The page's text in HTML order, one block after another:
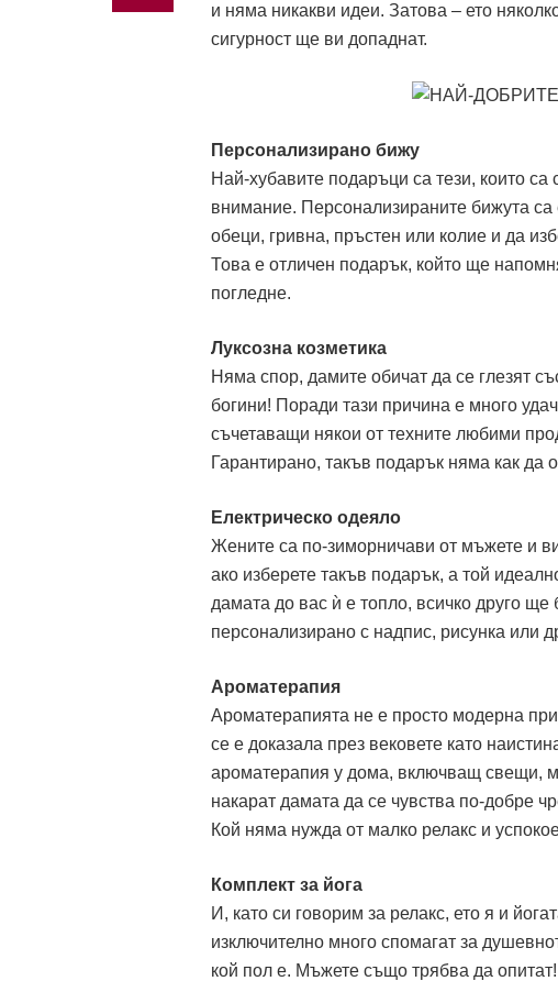
и няма никакви идеи. Затова – ето
сигурност ще ви допаднат.
Персонализирано бижу
Най-хубавите подаръци са тези, които
внимание. Персонализираните бижута
обеци, гривна, пръстен или колие и да
Това е отличен подарък, който ще
погледне.
Луксозна козметика
Няма спор, дамите обичат да се глезят
богини! Поради тази причина е много
съчетаващи някои от техните любими
Гарантирано, такъв подарък няма как да
Електрическо одеяло
Жените са по-зиморничави от мъжете и
ако изберете такъв подарък, а той
дамата до вас ѝ е топло, всичко друго
персонализирано с надпис, рисунка или
Ароматерапия
Ароматерапията не е просто модерна
се е доказала през вековете като
ароматерапия у дома, включващ свещи,
накарат дамата да се чувства по-добре
Кой няма нужда от малко релакс и
Комплект за йога
И, като си говорим за релакс, ето я и
изключително много спомагат за
кой пол е. Мъжете също трябва да опитат!